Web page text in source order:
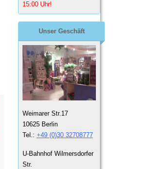
15:00 Uhr!
Unser Geschäft
Weimarer Str.17
10625 Berlin
Tel.: +49 (0)30 32708777
U-Bahnhof Wilmersdorfer
Str.